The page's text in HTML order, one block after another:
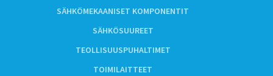
SÄHKÖMEKAANISET KOMPONENTIT
SÄHKÖSUUREET
TEOLLISUUSPUHALTIMET
TOIMILAITTEET